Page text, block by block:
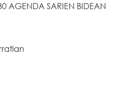
AGENDA SARIEN BIDEAN